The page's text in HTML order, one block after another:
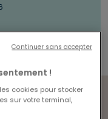
69€
Relay
!
cookies pour stocker
sur votre terminal,
Continuer sans accepter